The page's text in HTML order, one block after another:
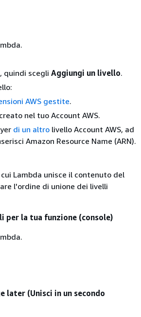
, quindi scegli Aggiungi un livello.
AWS gestite.
nel tuo Account AWS.
di un altro livello Account AWS, ad
Amazon Resource Name (ARN).
Lambda unisce il contenuto del
l'ordine di unione dei livelli
per la tua funzione (console)
later (Unisci in un secondo